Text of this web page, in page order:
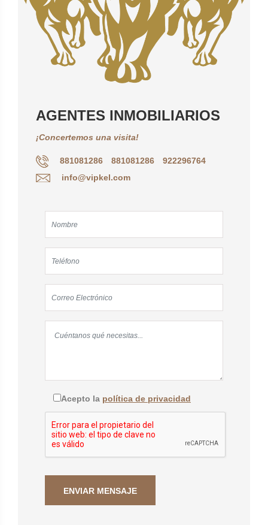
AGENTES INMOBILIARIOS
¡Concertemos una visita!
881081286 881081286
922296764
info@vipkel.com
Acepto la política de privacidad